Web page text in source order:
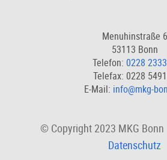
Menuhinstraße 6
53113 Bonn
Telefon: 0228
Telefax: 0228
E-Mail: info@mkg-
© Copyright 2023 MKG Bonn
Datenschutz